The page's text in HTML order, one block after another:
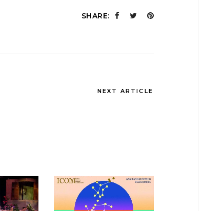
SHARE:
NEXT ARTICLE